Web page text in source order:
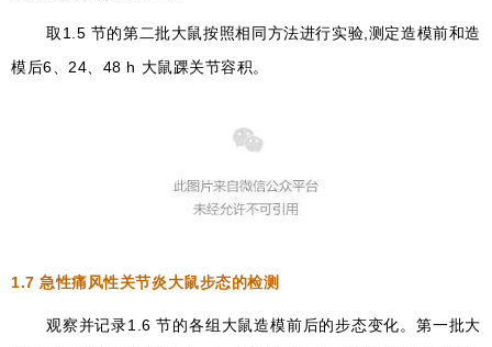
取1.5 节的第二批大鼠按照相同方法进行实验,测定造模前和造
模后6、24、48 h 大鼠踝关节容积。
1.7急性痛风性关节炎大鼠步态的检测
观察并记录1.6 节的各组大鼠造模前后的步态变化。第一批大